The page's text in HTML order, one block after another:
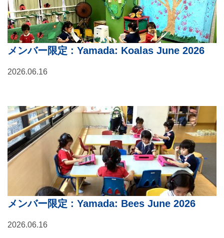
メンバー限定 : Yamada: Koalas June 2026
2026.06.16
メンバー限定 : Yamada: Bees June 2026
2026.06.16